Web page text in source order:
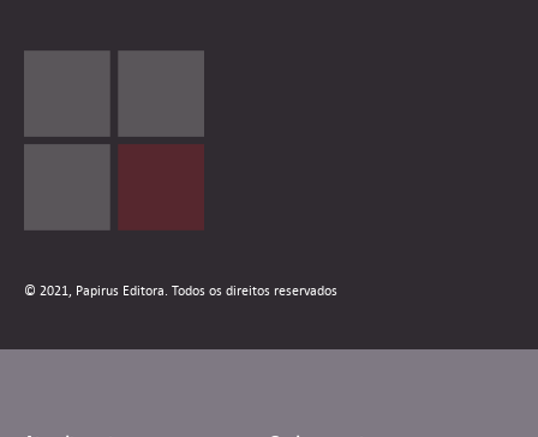
© 2021, Papirus Editora. Todos os direitos reservados